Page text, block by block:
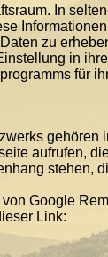
In
zu
in
für
gehören
aufrufen,
stehen,
Google
Link: